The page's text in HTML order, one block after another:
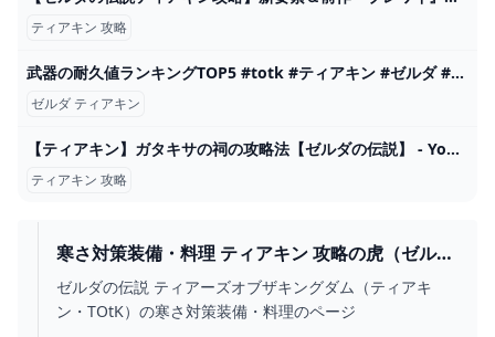
ティアキン 攻略
武器の耐久値ランキングTOP5 #totk #ティアキン #ゼルダ #zelda #shorts ランキングまとめ速報
ゼルダ ティアキン
【ティアキン】ガタキサの祠の攻略法【ゼルダの伝説】 - YouTube
ティアキン 攻略
寒さ対策装備・料理 ティアキン 攻略の虎（ゼルダ
ティアーズオブザキングダム）
ゼルダの伝説 ティアーズオブザキングダム（ティアキ
ン・TOtK）の寒さ対策装備・料理のページ